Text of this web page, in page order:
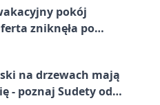
pokój
zniknęła po
na drzewach mają
- poznaj Sudety od